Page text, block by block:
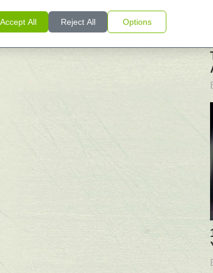
Accept All Reject All Options